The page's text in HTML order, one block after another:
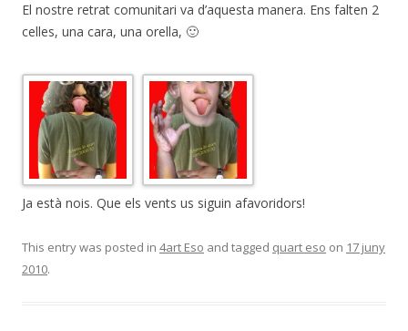
El nostre retrat comunitari va d’aquesta manera. Ens falten 2
celles, una cara, una orella, 🙂
Ja està nois. Que els vents us siguin afavoridors!
This entry was posted in 4art Eso and tagged quart eso on 17 juny
2010.